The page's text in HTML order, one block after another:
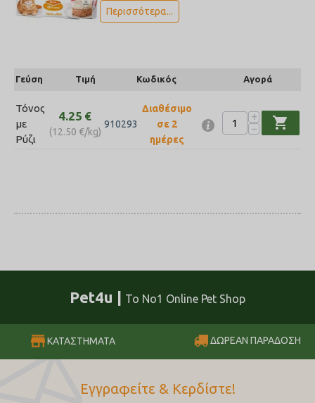
Περισσότερα...
Γεύση Τιμή Κωδικός Αγορά
Τόνος
με
Ρύζι
4.25 €
(12.50 €/kg)
910293
Διαθέσιμο
σε 2
ημέρες
+
−
shopping_cart
Pet4u | Το No1 Online Pet Shop
ΚΑΤΑΣΤΗΜΑΤΑ ΔΩΡΕΑΝ ΠΑΡΑΔΟΣΗ
Εγγραφείτε & Κερδίστε!